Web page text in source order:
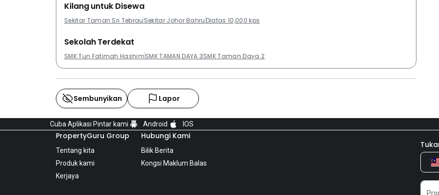
Kilang untuk Disewa
Sekitar Taman Sri Tebrau Sekitar Johor Bahru Diatas 10,000 kps
Sekolah Terdekat
SMK Tun Fatimah HashimSMK TAMAN DAYA 3SMK Taman Daya 2
Sembunyikan Lapor
Cuba Aplikasi Pintar kami Android IOS
PropertyGuru Group
Tentang kita
Produk kami
Kerjaya
Hubungi Kami
Bilik Berita
Kongsi Maklum Balas